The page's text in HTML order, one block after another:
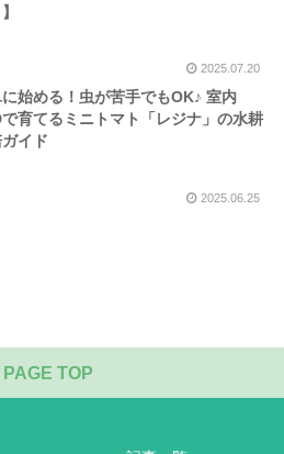
2025.07.20
始める！虫が苦手でもOK♪ 室内
育てるミニトマト「レジナ」の水耕
イド
2025.06.25
PAGE TOP